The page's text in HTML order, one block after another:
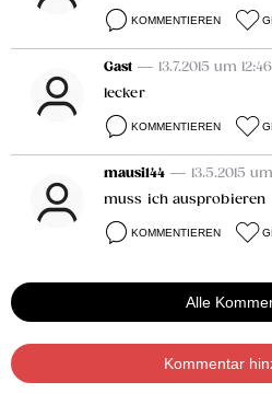
KOMMENTIEREN
Gast — 13.7.2015 um
lecker
KOMMENTIEREN
mausi144 — 13.5.2015
muss ich ausprobieren
KOMMENTIEREN
Alle
Kommentar